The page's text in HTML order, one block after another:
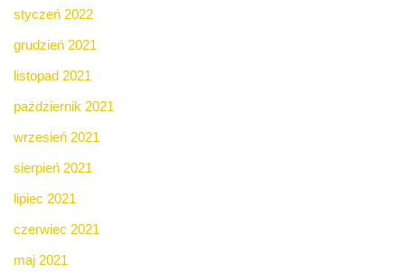
styczeń 2022
grudzień 2021
listopad 2021
październik 2021
wrzesień 2021
sierpień 2021
lipiec 2021
czerwiec 2021
maj 2021